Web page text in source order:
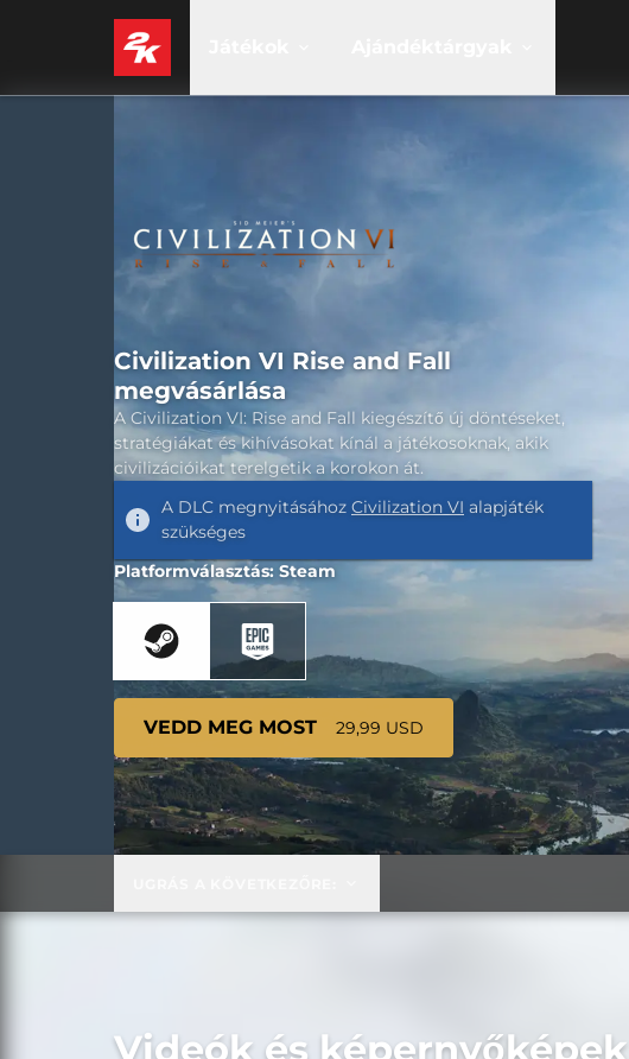
Civilization VI Rise and Fall
megvásárlása
A Civilization VI: Rise and Fall kiegészítő új döntéseket,
stratégiákat és kihívásokat kínál a játékosoknak, akik
civilizációikat terelgetik a korokon át.
A DLC megnyitásához Civilization VI alapjáték
szükséges
Platformválasztás: Steam
VEDD MEG MOST 29,99 USD
Videók és képernyőképek